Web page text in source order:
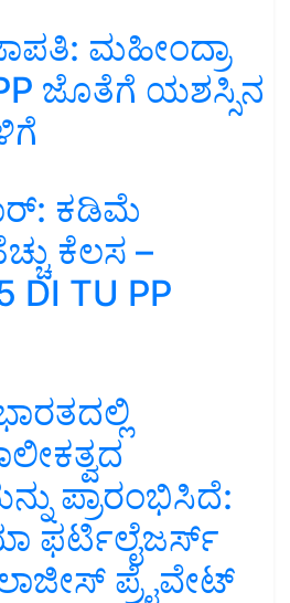
ಮಹೀಂದ್ರಾ
ಜೊತೆಗೆ ಯಶಸ್ಸಿನ
ಕಡಿಮೆ
ಕೆಲಸ –
DI TU PP
ಪ್ರಾರಂಭಿಸಿದೆ:
ಫರ್ಟಿಲೈಜರ್ಸ್
ಪ್ರೈವೇಟ್